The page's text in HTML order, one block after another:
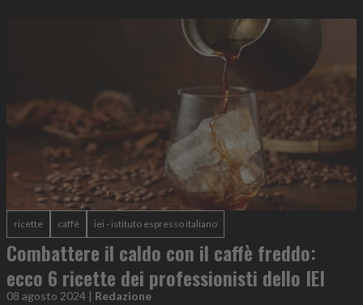
ricette caffè iei - istituto espresso italiano
Combattere il caldo con il caffè freddo:
ecco 6 ricette dei professionisti dello IEI
08 agosto 2024 | Redazione